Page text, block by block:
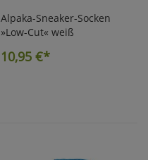
Alpaka-Sneaker-Socken
»Low-Cut« weiß
10,95 €*